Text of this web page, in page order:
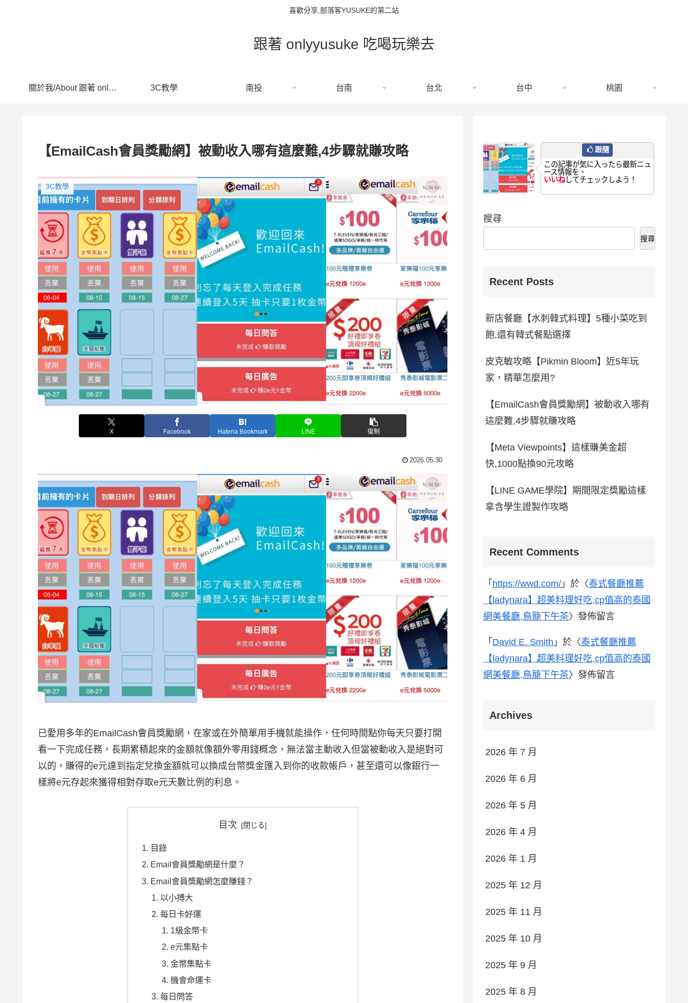
喜歡分享,部落客YUSUKE的第二站
跟著 onlyyusuke 吃喝玩樂去
關於我/About 跟著 onlyyusuke吃喝玩樂去 3C教學 南投 台南 台北 台中 桃園
【EmailCash會員獎勵網】被動收入哪有這麼難,4步驟就賺攻略
3C教學
X Facebook Hatena Bookmark LINE 復制
2026.05.30
已愛用多年的EmailCash會員獎勵網，在家或在外簡單用手機就能操作，任何時間點你每天只要打開
看一下完成任務，長期累積起來的金額就像額外零用錢概念，無法當主動收入但當被動收入是絕對可
以的，賺得的e元達到指定兌換金額就可以換成台幣獎金匯入到你的收款帳戶，甚至還可以像銀行一
樣將e元存起來獲得相對存取e元天數比例的利息。
目次
目錄
Email會員獎勵網是什麼？
Email會員獎勵網怎麼賺錢？
以小搏大
每日卡好運
1級金幣卡
e元集點卡
金幣集點卡
機會命運卡
每日問答
跟隨
この記事が気に入ったら最新ニュ
ース情報を、
いいねしてチェックしよう！
搜尋
搜尋
Recent Posts
新店餐廳【水刺韓式料理】5種小菜吃到
飽,還有韓式餐點選擇
皮克敏攻略【Pikmin Bloom】近5年玩
家，精華怎麼用?
【EmailCash會員獎勵網】被動收入哪有
這麼難,4步驟就賺攻略
【Meta Viewpoints】這樣賺美金超
快,1000點換90元攻略
【LINE GAME學院】期間限定獎勵這樣
拿含學生證製作攻略
Recent Comments
「 https://wwd.com/ 」於〈泰式餐廳推薦
【ladynara】超美料理好吃,cp值高的泰國
網美餐廳,鳥籠下午茶〉發佈留言
「 David E. Smith 」於〈泰式餐廳推薦
【ladynara】超美料理好吃,cp值高的泰國
網美餐廳,鳥籠下午茶〉發佈留言
Archives
2026 年 7 月
2026 年 6 月
2026 年 5 月
2026 年 4 月
2026 年 1 月
2025 年 12 月
2025 年 11 月
2025 年 10 月
2025 年 9 月
2025 年 8 月